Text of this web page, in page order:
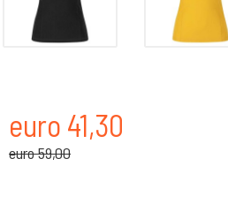
euro 41,30
euro 59,00